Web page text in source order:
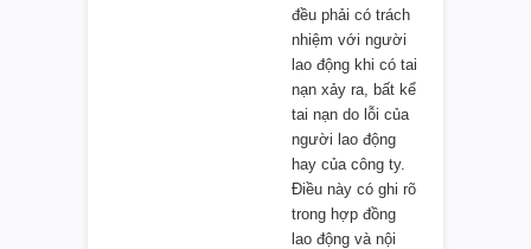
đều phải có trách
nhiệm với người
lao động khi có tai
nạn xảy ra, bất kể
tai nạn do lỗi của
người lao động
hay của công ty.
Điều này có ghi rõ
trong hợp đồng
lao động và nội